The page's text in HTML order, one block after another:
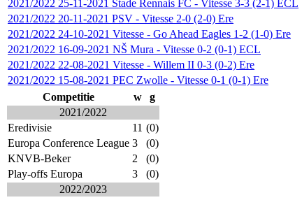
2021/2022 25-11-2021 Stade Rennais FC - Vitesse 3-3 (2-1) ECL
2021/2022 20-11-2021 PSV - Vitesse 2-0 (2-0) Ere
2021/2022 24-10-2021 Vitesse - Go Ahead Eagles 1-2 (1-0) Ere
2021/2022 16-09-2021 NŠ Mura - Vitesse 0-2 (0-1) ECL
2021/2022 22-08-2021 Vitesse - Willem II 0-3 (0-2) Ere
2021/2022 15-08-2021 PEC Zwolle - Vitesse 0-1 (0-1) Ere
Competitie
w
g
2021/2022
Eredivisie
11 (0)
Europa Conference League 3
(0)
KNVB-Beker
2
(0)
Play-offs Europa
3
(0)
2022/2023